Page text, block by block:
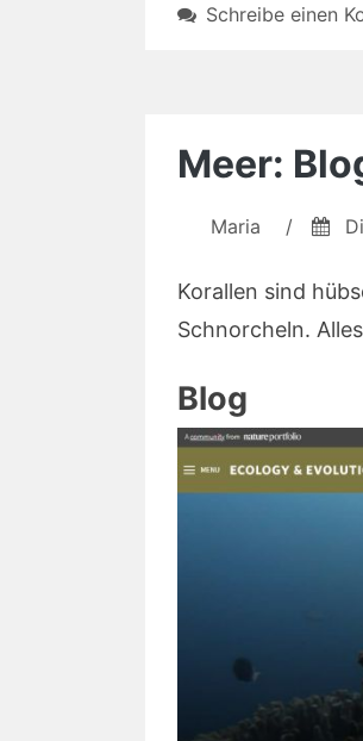
Schreibe einen
Meer:
Maria /
Korallen sind
Schnorcheln.
Blog